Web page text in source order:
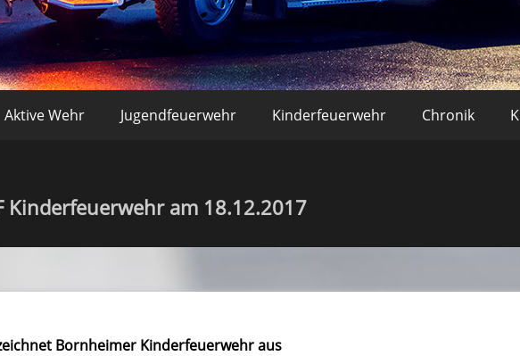
Feuerwehr Bornheim –
Aktive Wehr Jugendfeuerwehr Kinderfeuerwehr Chronik
Kinderfeuerwehr am 18.12.2017
Bornheimer Kinderfeuerwehr aus